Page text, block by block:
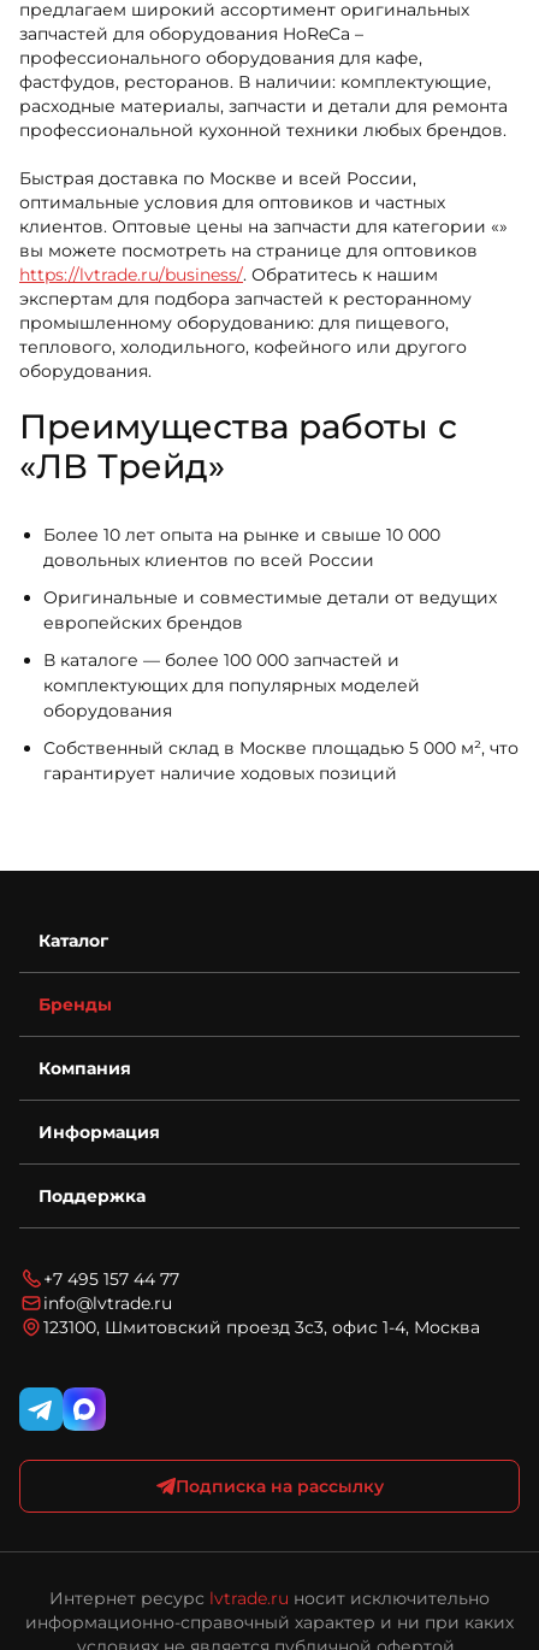
предлагаем широкий ассортимент оригинальных
запчастей для оборудования HoReCa –
профессионального оборудования для кафе,
фастфудов, ресторанов. В наличии: комплектующие,
расходные материалы, запчасти и детали для ремонта
профессиональной кухонной техники любых брендов.
Быстрая доставка по Москве и всей России,
оптимальные условия для оптовиков и частных
клиентов. Оптовые цены на запчасти для категории «»
вы можете посмотреть на странице для оптовиков
https://lvtrade.ru/business/. Обратитесь к нашим
экспертам для подбора запчастей к ресторанному
промышленному оборудованию: для пищевого,
теплового, холодильного, кофейного или другого
оборудования.
Преимущества работы с
«ЛВ Трейд»
Более 10 лет опыта на рынке и свыше 10 000
довольных клиентов по всей России
Оригинальные и совместимые детали от ведущих
европейских брендов
В каталоге — более 100 000 запчастей и
комплектующих для популярных моделей
оборудования
Собственный склад в Москве площадью 5 000 м², что
гарантирует наличие ходовых позиций
Каталог
Бренды
Компания
Контакты
Деталировки
Для бизнеса
Спецпредложения
Информация
Гарантия
Условия оплаты
Соглашение на обработку персональных данных
Политика конфиденциальности и обработки
персональных данных
Поддержка
Карта сайта
Подписка на рассылку
+7 495 157 44 77
info@lvtrade.ru
123100, Шмитовский проезд 3с3, офис 1-4, Москва
Интернет ресурс lvtrade.ru носит исключительно
информационно-справочный характер и ни при каких